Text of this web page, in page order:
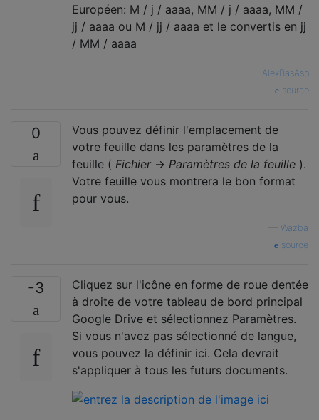
Européen: M / j / aaaa, MM / j / aaaa, MM /
jj / aaaa ou M / jj / aaaa et le convertis en jj
/ MM / aaaa
AlexBasAsp
source
0
Vous pouvez définir l'emplacement de
votre feuille dans les paramètres de la
feuille ( Fichier → Paramètres de la feuille ).
Votre feuille vous montrera le bon format
pour vous.
Wazba
source
-3
Cliquez sur l'icône en forme de roue dentée
à droite de votre tableau de bord principal
Google Drive et sélectionnez Paramètres.
Si vous n'avez pas sélectionné de langue,
vous pouvez la définir ici. Cela devrait
s'appliquer à tous les futurs documents.